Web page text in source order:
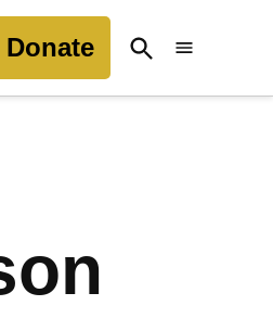
Open
Search